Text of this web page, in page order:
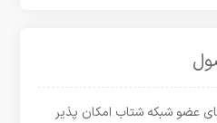
عضو شبکه شتاب امکان پذیر